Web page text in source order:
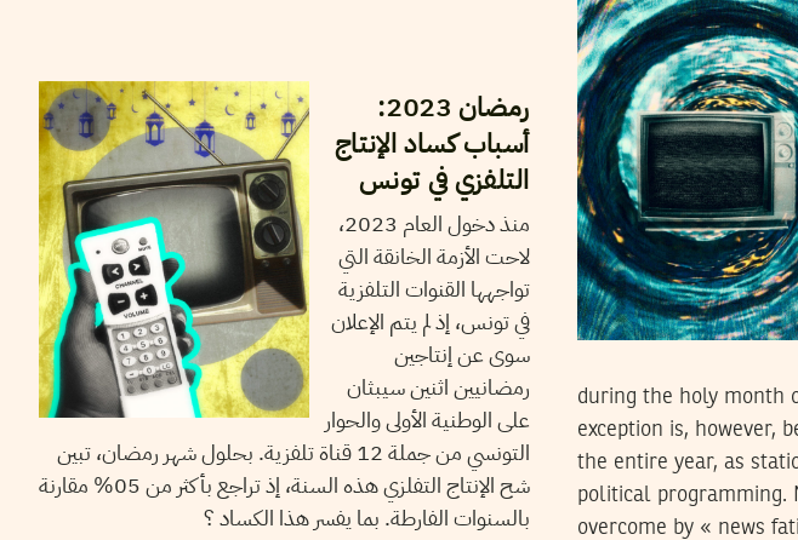
during the holy month
exception is, however,
the entire year, as
political programming.
overcome by « news
رمضان 2023:
أسباب كساد الإنتاج
التلفزي في تونس
منذ دخول العام 2023،
لاحت الأزمة الخانقة التي
تواجهها القنوات التلفزية
في تونس، إذ لم يتم الإعلان
سوى عن إنتاجين
رمضانيين اثنين سيبثان
على الوطنية الأولى والحوار
التونسي من جملة 12 قناة تلفزية. بحلول شهر رمضان، تبين
شح الإنتاج التفلزي هذه السنة، إذ تراجع بأكثر من 05% مقارنة
بالسنوات الفارطة. بما يفسر هذا الكساد ؟